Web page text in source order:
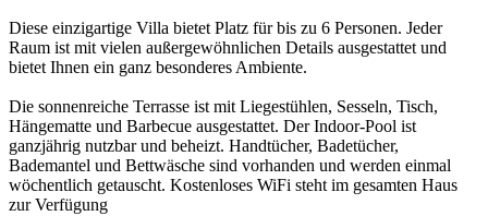
Diese einzigartige Villa bietet Platz für bis zu 6 Personen. Jeder
Raum ist mit vielen außergewöhnlichen Details ausgestattet und
bietet Ihnen ein ganz besonderes Ambiente.
Die sonnenreiche Terrasse ist mit Liegestühlen, Sesseln, Tisch,
Hängematte und Barbecue ausgestattet. Der Indoor-Pool ist
ganzjährig nutzbar und beheizt. Handtücher, Badetücher,
Bademantel und Bettwäsche sind vorhanden und werden einmal
wöchentlich getauscht. Kostenloses WiFi steht im gesamten Haus
zur Verfügung